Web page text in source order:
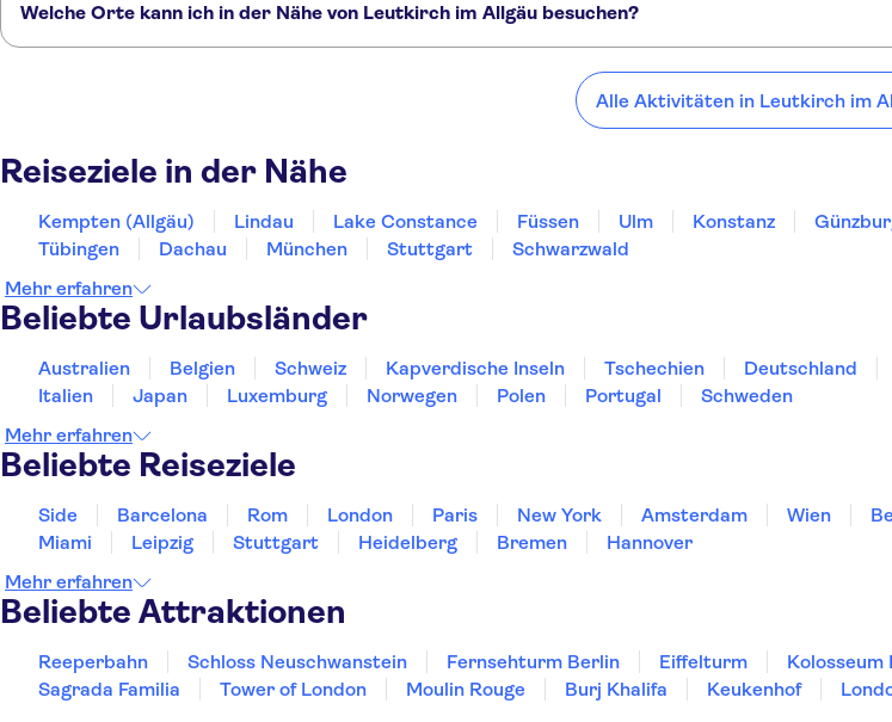
Welche Orte kann ich in der Nähe von Leutkirch im Allgäu besuchen?
Alle Aktivitäten in Leutkirch im
Reiseziele in der Nähe
Kempten (Allgäu) Lindau Lake Constance Füssen Ulm Konstanz
Tübingen
Dachau München Stuttgart
Schwarzwald
Mehr erfahren
Beliebte Urlaubsländer
Australien Belgien Schweiz Kapverdische Inseln Tschechien Deutschland
Italien
Japan Luxemburg Norwegen Polen Portugal
Schweden
Mehr erfahren
Beliebte Reiseziele
Side Barcelona Rom London Paris New York Amsterdam Wien
Miami
Leipzig Stuttgart Heidelberg Bremen
Hannover
Mehr erfahren
Beliebte Attraktionen
Reeperbahn Schloss Neuschwanstein Fernsehturm Berlin Eiffelturm Kolosseum
Sagrada Familia
Tower of London Moulin Rouge Burj Khalifa Keukenhof